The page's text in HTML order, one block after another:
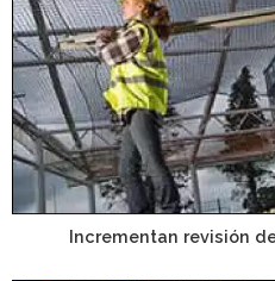
Incrementan revisión